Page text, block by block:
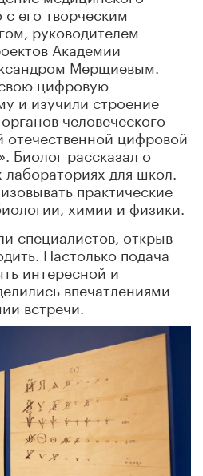
его творческим
руководителем
Академии
Мерщиевым.
цифровую
и изучили строение
человеческого
отечественной цифровой
Биолог рассказал о
для школ.
практические
химии и физики.
специалистов, открыв
Настолько подача
интересной и
впечатлениями
встречи.